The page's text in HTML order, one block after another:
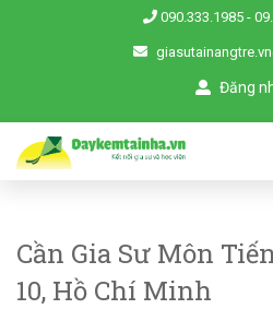
090.333.1985 -
Đăng
Cần Gia Sư Môn
10, Hồ Chí Minh